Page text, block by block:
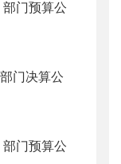
门预算公
门决算公
门预算公